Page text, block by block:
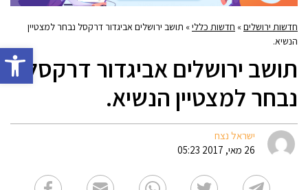
פתח
חדשות ירושלים» חדשות כללי» תושב ירושלים אביגדור דרקסל נבחר למצטיין
הנשיא.
תושב ירושלים אביגדור דרקסל
נבחר למצטיין הנשיא.
ישראל נצח
26 מאי, 2017 05:23